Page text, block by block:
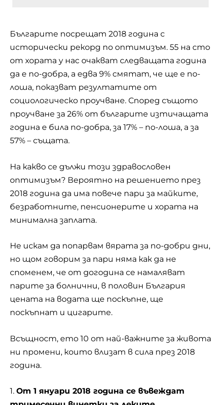
Българите посрещат 2018 година с
исторически рекорд по оптимизъм. 55 на сто
от хората у нас очакват следващата година
да е по-добра, а едва 9% смятат, че ще е по-
лоша, показват резултатите от
социологическо проучване. Според същото
проучване за 26% от българите изтичащата
година е била по-добра, за 17% – по-лоша, а за
57% – същата.
На какво се дължи този здравословен
оптимизъм? Вероятно на решението през
2018 година да има повече пари за майките,
безработните, пенсионерите и хората на
минимална заплата.
Не искам да попарвам вярата за по-добри дни,
но щом говорим за пари няма как да не
споменем, че от догодина се намаляват
парите за болнични, в половин България
цената на водата ще поскъпне, ще
поскъпнат и цигарите.
Всъщност, ето 10 от най-важните за живота
ни промени, които влизат в сила през 2018
година.
1. От 1 януари 2018 година се въвеждат